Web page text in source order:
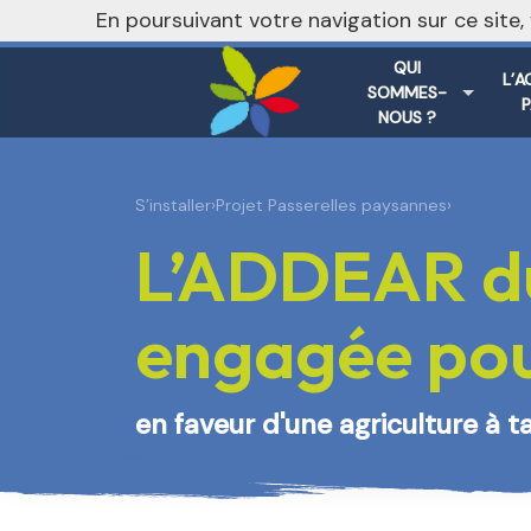
QUI
SOMMES-
NOUS ?
nivo_2026: 1
S’installer›Projet Passerelles paysannes›
L’ADDEAR
engagée
en faveur d'une agriculture à
En poursuivant votre navigation sur ce